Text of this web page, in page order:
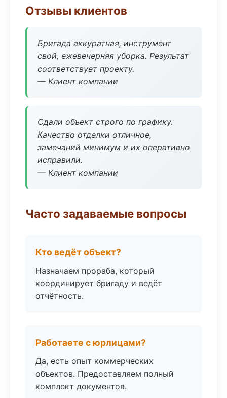
Отзывы клиентов
Бригада аккуратная, инструмент
свой, ежевечерняя уборка. Результат
соответствует проекту.
— Клиент компании
Сдали объект строго по графику.
Качество отделки отличное,
замечаний минимум и их оперативно
исправили.
— Клиент компании
Часто задаваемые вопросы
Кто ведёт объект?
Назначаем прораба, который
координирует бригаду и ведёт
отчётность.
Работаете с юрлицами?
Да, есть опыт коммерческих
объектов. Предоставляем полный
комплект документов.